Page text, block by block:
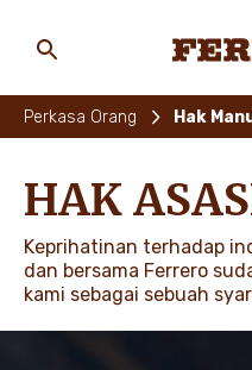
MANUSIA &
main
Perkasa Orang Hak
HAK
Keprihatinan terhadap
dan bersama Ferrero
kami sebagai sebuah